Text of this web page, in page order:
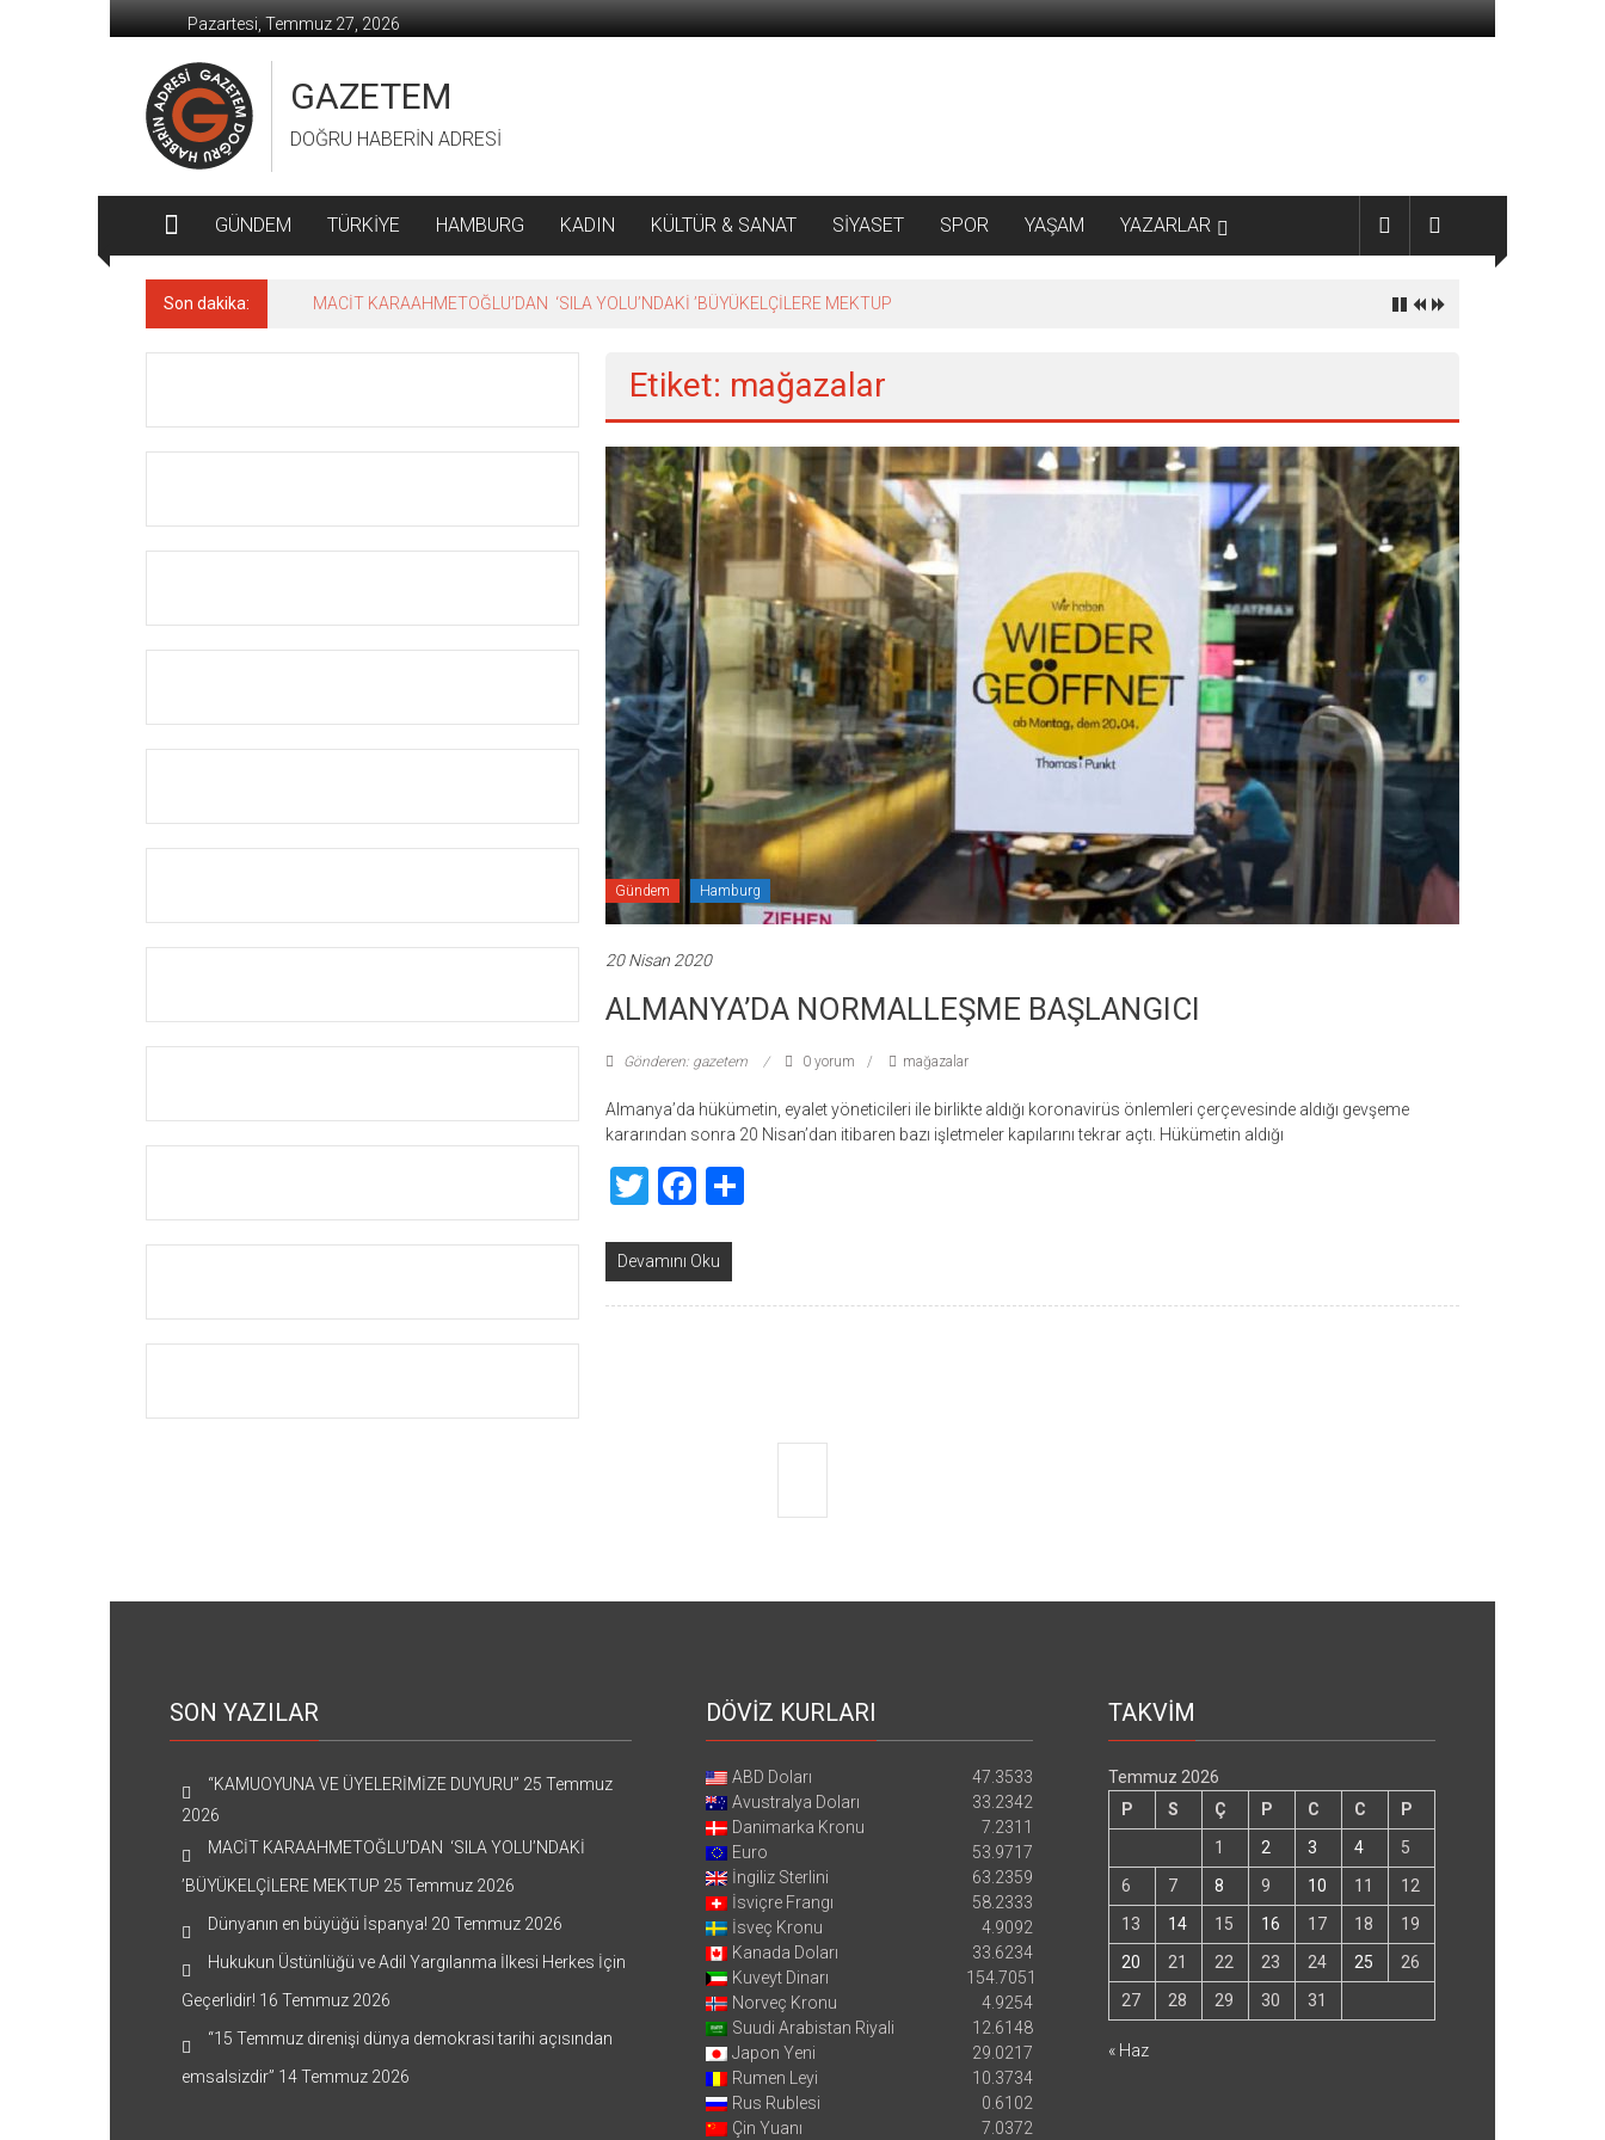
geç
Pazartesi, Temmuz 27, 2026
GAZETEM
DOĞRU HABERİN ADRESİ
GÜNDEM TÜRKİYE HAMBURG KADIN KÜLTÜR & SANAT SİYASET SPOR YAŞAM YAZARLAR
Son dakika: MACİT KARAAHMETOĞLU’DAN ‘SILA YOLU’NDAKİ ’BÜYÜKELÇİLERE MEKTUP
Etiket: mağazalar
Gündem Hamburg
20 Nisan 2020
ALMANYA’DA NORMALLEŞME BAŞLANGICI
Gönderen: gazetem 0 yorum mağazalar
Almanya’da hükümetin, eyalet yöneticileri ile birlikte aldığı koronavirüs önlemleri çerçevesinde aldığı gevşeme
kararından sonra 20 Nisan’dan itibaren bazı işletmeler kapılarını tekrar açtı. Hükümetin aldığı
TwitterFacebook
Devamını Oku
SON YAZILAR
“KAMUOYUNA VE ÜYELERİMİZE DUYURU” 25 Temmuz
2026
MACİT KARAAHMETOĞLU’DAN ‘SILA YOLU’NDAKİ
’BÜYÜKELÇİLERE MEKTUP 25 Temmuz 2026
Dünyanın en büyüğü İspanya! 20 Temmuz 2026
Hukukun Üstünlüğü ve Adil Yargılanma İlkesi Herkes İçin
Geçerlidir! 16 Temmuz 2026
“15 Temmuz direnişi dünya demokrasi tarihi açısından
emsalsizdir” 14 Temmuz 2026
DÖVİZ KURLARI
ABD Doları
47.3533
Avustralya Doları
33.2342
Danimarka Kronu
7.2311
Euro
53.9717
İngiliz Sterlini
63.2359
İsviçre Frangı
58.2333
İsveç Kronu
4.9092
Kanada Doları
33.6234
Kuveyt Dinarı
154.7051
Norveç Kronu
4.9254
Suudi Arabistan Riyali
12.6148
Japon Yeni
29.0217
Rumen Leyi
10.3734
Rus Rublesi
0.6102
Çin Yuanı
7.0372
TAKVİM
Temmuz 2026
P
S Ç P C C
P
1
2 3 4
5
6
7 8 9 10 11
12
13
14 15 16 17 18
19
20
21 22 23 24 25
26
27
28 29 30 31
« Haz